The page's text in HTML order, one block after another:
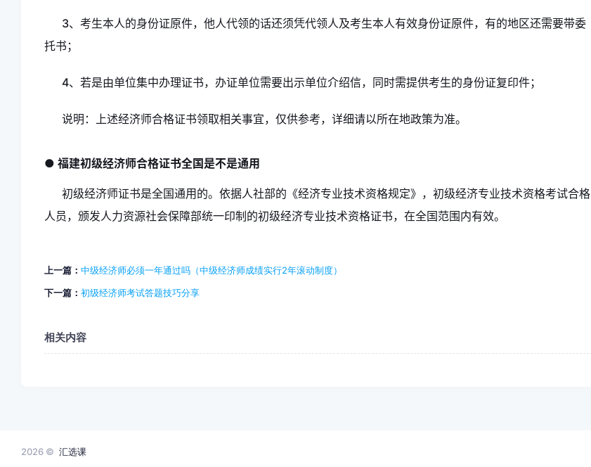
3、考生本人的身份证原件，他人代领的话还须凭代领人及考生本人有效身份证原件，有的地区还需要带委
托书；
4、若是由单位集中办理证书，办证单位需要出示单位介绍信，同时需提供考生的身份证复印件；
说明：上述经济师合格证书领取相关事宜，仅供参考，详细请以所在地政策为准。
● 福建初级经济师合格证书全国是不是通用
初级经济师证书是全国通用的。依据人社部的《经济专业技术资格规定》，初级经济专业技术资格考试合格
人员，颁发人力资源社会保障部统一印制的初级经济专业技术资格证书，在全国范围内有效。
上一篇： 中级经济师必须一年通过吗（中级经济师成绩实行2年滚动制度）
下一篇： 初级经济师考试答题技巧分享
相关内容
2026 © 汇选课